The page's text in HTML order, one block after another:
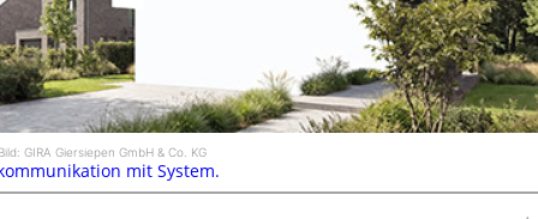
GIRA Giersiepen GmbH & Co. KG
mit System.